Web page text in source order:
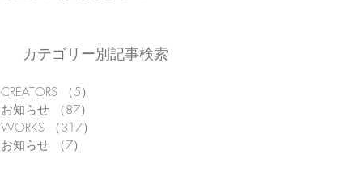
カテゴリー別記事検索
CREATORS （5）
お知らせ
（87）
WORKS
（317）
お知らせ
（7）